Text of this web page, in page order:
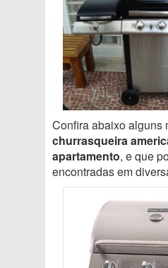
Confira abaixo alguns
churrasqueira
apartamento, e que
encontradas em